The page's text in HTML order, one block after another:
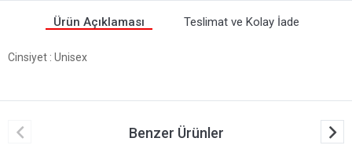
Ürün Açıklaması Teslimat ve Kolay İade
Cinsiyet : Unisex
Benzer Ürünler